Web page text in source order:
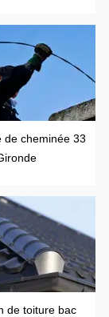
de cheminée 33
de toiture bac